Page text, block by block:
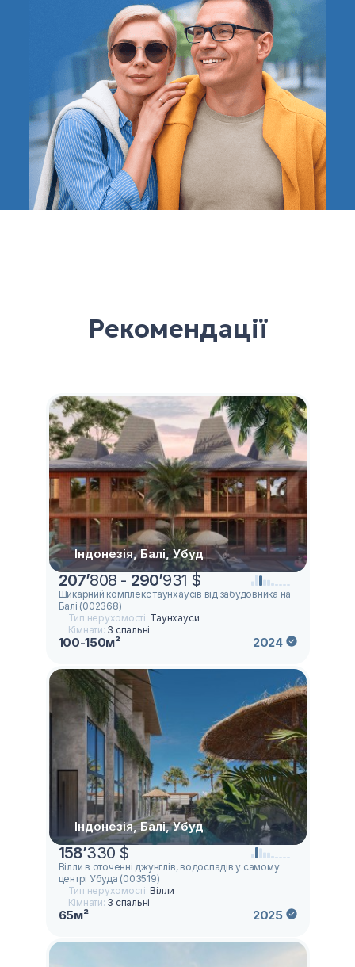
Рекомендації
Індонезія, Балі, Убуд
207’808 - 290’931 $
Шикарний комплекс таунхаусів від забудовника на
Балі (002368)
Тип нерухомості: Таунхауси
Кімнати: 3 спальні
100-150м² 2024
Індонезія, Балі, Убуд
158’330 $
Вілли в оточенні джунглів, водоспадів у самому
центрі Убуда (003519)
Тип нерухомості:Вілли
Кімнати: 3 спальні
65м² 2025